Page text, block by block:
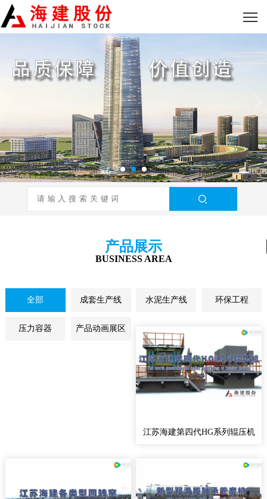
产品展示
BUSINESS AREA
全部 成套生产线 水泥生产线 环保工程
压力容器 产品动画展区
江苏海建第四代HG系列辊压机